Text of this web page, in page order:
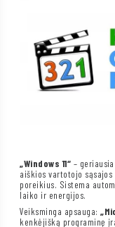
„Windows 11“ –
aiškios vartotojo
poreikius. Sistema
laiko ir energijos.
Veiksminga apsauga:
kenkėjišką programinę